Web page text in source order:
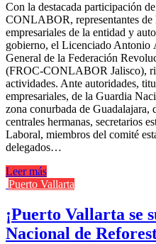
Con la destacada participación
CONLABOR, representantes de
empresariales de la entidad y
gobierno, el Licenciado Antonio
General de la Federación
(FROC-CONLABOR Jalisco),
actividades. Ante autoridades,
empresariales, de la Guardia
zona conurbada de Guadalajara,
centrales hermanas, secretarios
Laboral, miembros del comité
delegados…
Leer más
Puerto Vallarta
¡Puerto Vallarta se
Nacional de